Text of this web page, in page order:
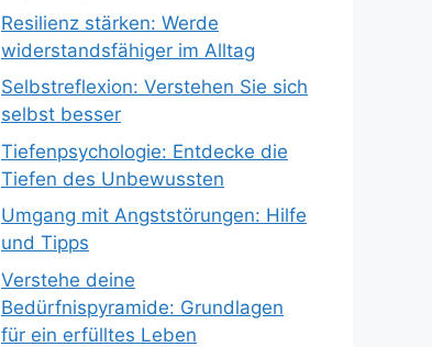
Resilienz stärken: Werde
widerstandsfähiger im Alltag
Selbstreflexion: Verstehen Sie sich
selbst besser
Tiefenpsychologie: Entdecke die
Tiefen des Unbewussten
Umgang mit Angststörungen: Hilfe
und Tipps
Verstehe deine
Bedürfnispyramide: Grundlagen
für ein erfülltes Leben